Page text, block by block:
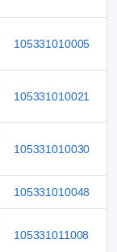
105331010005
105331010021
105331010030
105331010048
105331011008